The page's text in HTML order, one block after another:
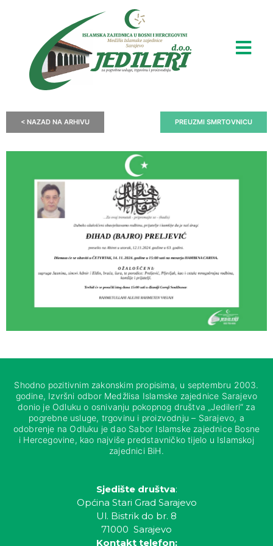
< NAZAD NA ARHIVU PREUZMI SMRTOVNICU
Shodno pozitivnim zakonskim propisima, u septembru 2003.
godine, Izvršni odbor Medžlisa Islamske zajednice Sarajevo
donio je Odluku o osnivanju pokopnog društva „Jedileri“ za
pogrebne usluge, trgovinu i proizvodnju – Sarajevo, a
odobrenje na Odluku je dao Sabor Islamske zajednice Bosne
i Hercegovine, kao najviše predstavničko tijelo u Islamskoj
zajednici BiH.
Sjedište društva:
Općina Stari Grad Sarajevo
Ul. Bistrik do br. 8
71000 Sarajevo
Kontakt telefon: